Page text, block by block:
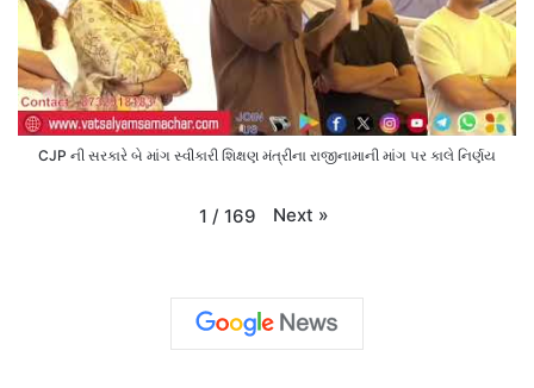
CJP ની સરકારે બે માંગ સ્વીકારી શિક્ષણ મંત્રીના રાજીનામાની માંગ પર કાલે નિર્ણય
1 / 169 Next »